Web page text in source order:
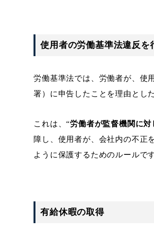
使用者の労働基準法違反を
労働基準法では、労働者が、使
署）に申告したことを理由とし
これは、“労働者が監督機関に
障し、使用者が、会社内の不正
ように保護するためのルールです
有給休暇の取得